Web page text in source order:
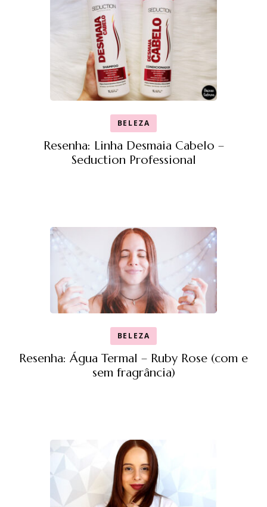
BELEZA
Resenha: Linha Desmaia Cabelo –
Seduction Professional
BELEZA
Resenha: Água Termal – Ruby Rose (com e
sem fragrância)